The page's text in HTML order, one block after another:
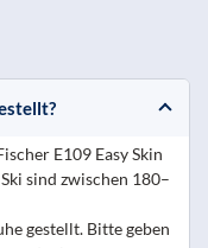
E109 Easy Skin
sind zwischen 180–
gestellt. Bitte geben